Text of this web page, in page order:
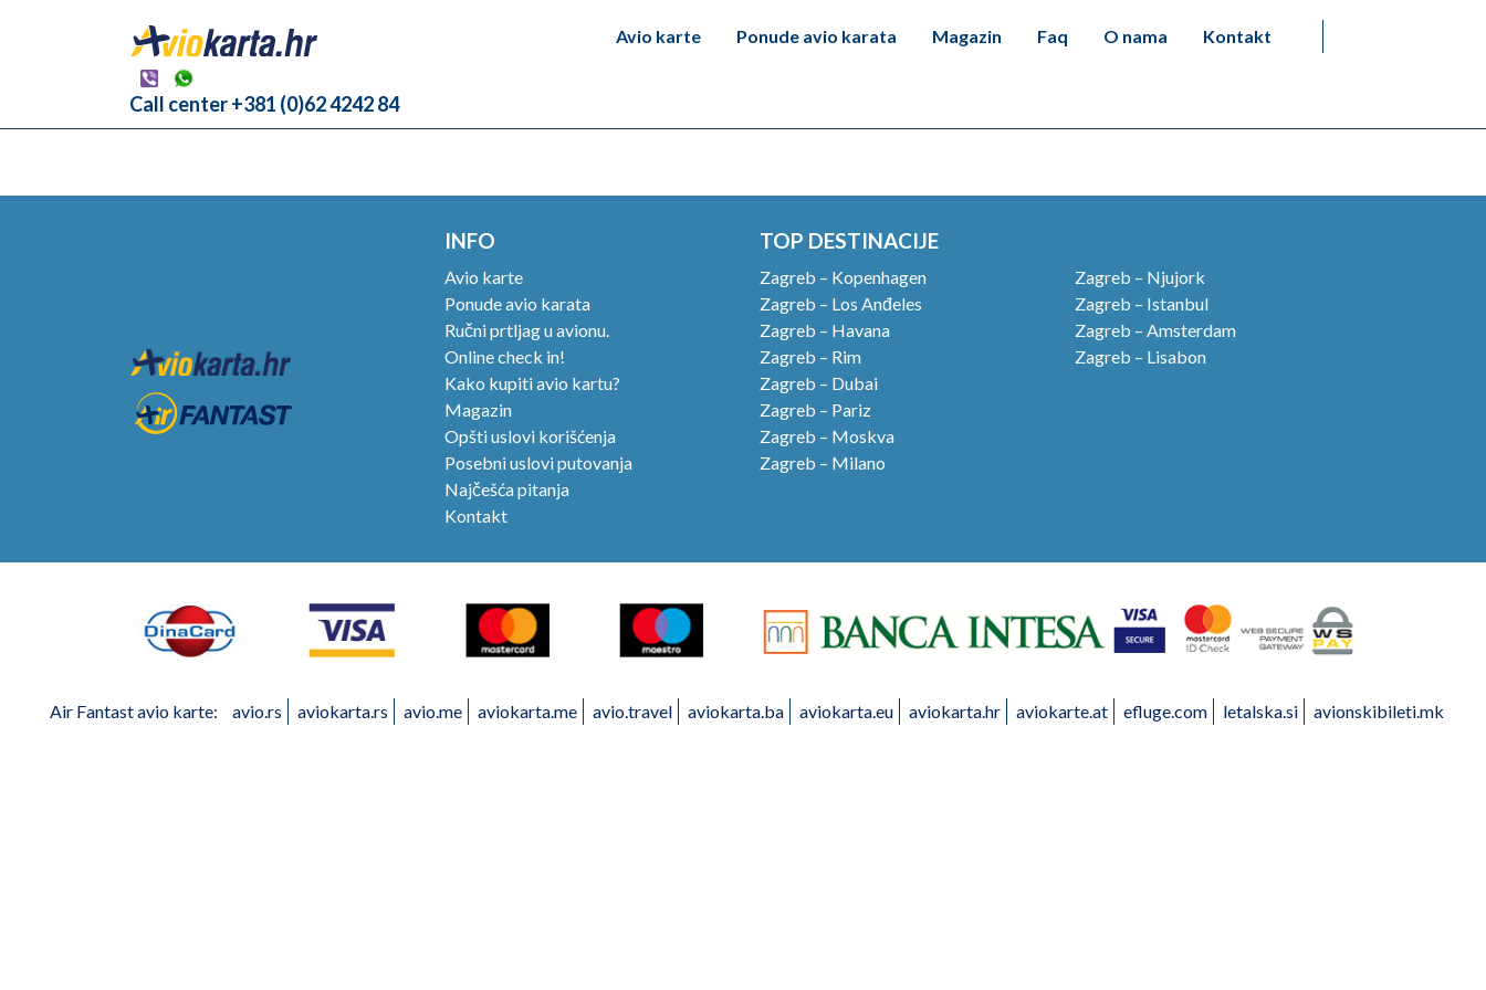
Avio karte
Ponude avio karata Magazin Faq O nama Kontakt
Call center +381 (0)62 4242 84
INFO
Avio karte
Ponude avio karata
Ručni prtljag u avionu.
Online check in!
Kako kupiti avio kartu?
Magazin
Opšti uslovi korišćenja
Posebni uslovi putovanja
Najčešća pitanja
Kontakt
TOP DESTINACIJE
Zagreb – Kopenhagen
Zagreb – Los Anđeles
Zagreb – Havana
Zagreb – Rim
Zagreb – Dubai
Zagreb – Pariz
Zagreb – Moskva
Zagreb – Milano
Zagreb – Njujork
Zagreb – Istanbul
Zagreb – Amsterdam
Zagreb – Lisabon
Air Fantast avio karte: avio.rs aviokarta.rs avio.me aviokarta.me avio.travel aviokarta.ba aviokarta.eu aviokarta.hr aviokarte.at efluge.com letalska.si avionskibileti.mk